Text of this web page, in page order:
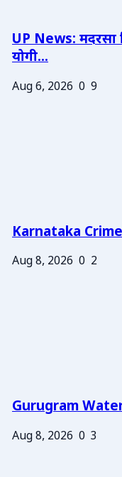
UP News:
योगी...
Aug 6, 2026 0 9
Karnataka Crime
Aug 8, 2026 0 2
Gurugram
Aug 8, 2026 0 3